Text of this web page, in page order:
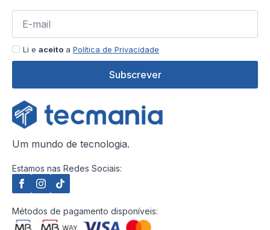
Li e aceito a Política de Privacidade
Subscrever
Um mundo de tecnologia.
Estamos nas Redes Sociais:
Métodos de pagamento disponíveis: